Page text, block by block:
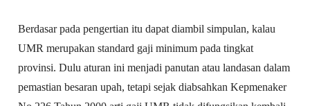
Berdasar pada pengertian itu dapat diambil simpulan, kalau
UMR merupakan standard gaji minimum pada tingkat
provinsi. Dulu aturan ini menjadi panutan atau landasan dalam
pemastian besaran upah, tetapi sejak diabsahkan Kepmenaker